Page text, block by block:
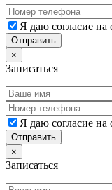
Я даю согласие
×
Записаться
Я даю согласие
×
Записаться